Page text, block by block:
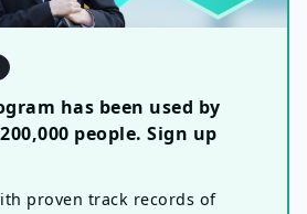
has been used by
people. Sign up
proven track records of